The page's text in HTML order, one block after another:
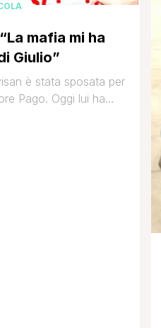
mafia mi ha
Giulio”
è stata sposata per
Pago. Oggi lui ha